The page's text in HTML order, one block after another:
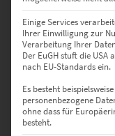
Einige Services
Ihrer Einwilligung zur
Verarbeitung Ihrer
Der EuGH stuft die
nach EU-Standards ein.
Es besteht
personenbezogene
ohne dass für
besteht.